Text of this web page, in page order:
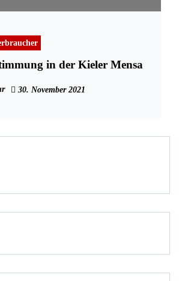
in der Kieler Mensa
30. November 2021